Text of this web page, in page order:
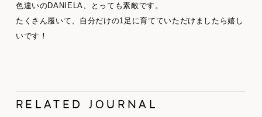
色違いのDANIELA、とっても素敵です。
たくさん履いて、自分だけの1足に育てていただけましたら嬉し
いです！
RELATED JOURNAL